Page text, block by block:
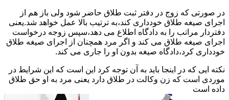
در صورتی که زوج در دفتر ثبت طلاق حاضر شود ولی باز هم از
اجرای صیغه طلاق خودداری کند،به ترتیب بالا عمل خواهد شد.یعنی
دفتردار مراتب را به دادگاه اطلاع می دهد،سپس زوجه درخواست
اجرای صیغه طلاق می کند و اگر مرد همچنان از اجرای صیغه طلاق
خودداری کرد،دادگاه صیغه بدون او را جاری می کند.
نکته ایی که در اینجا باید به آن توجه کرد این است که این شرایط در
موردی است که زن وکالت در طلاق دارد یعنی مرد به او حق طلاق
داده است